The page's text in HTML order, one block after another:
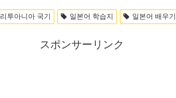
리투아니아 국기 일본어 학습지 일본어 배우기
スポンサーリンク